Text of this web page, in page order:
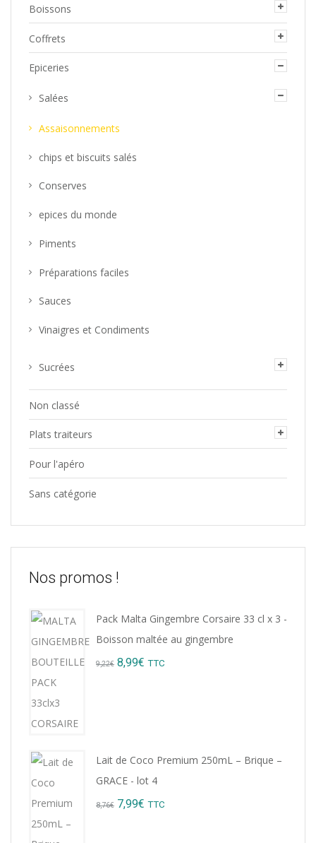
Boissons
Coffrets
Epiceries
Salées
Assaisonnements
chips et biscuits salés
Conserves
epices du monde
Piments
Préparations faciles
Sauces
Vinaigres et Condiments
Sucrées
Non classé
Plats traiteurs
Pour l'apéro
Sans catégorie
Nos promos !
Pack Malta Gingembre Corsaire 33 cl x 3 -
Boisson maltée au gingembre
9,22€ Original
8,99€ Current
TTC
Lait de Coco Premium 250mL – Brique –
GRACE - lot 4
8,76€ Original
7,99€ Current
TTC